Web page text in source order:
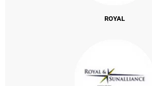
ROYAL